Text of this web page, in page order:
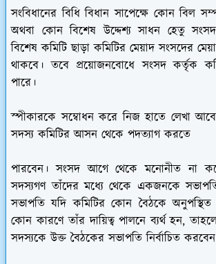
সংবিধানের বিধি বিধান সাপেক্ষে কোন বিল
অথবা কোন বিশেষ উদ্দেশ্য সাধন হেতু
বিশেষ কমিটি ছাড়া কমিটির মেয়াদ সংসদের
থাকবে। তবে প্রয়োজনবোধে সংসদ কর্তৃক
পারে।
স্পীকারকে সম্বোধন করে নিজ হাতে লেখা
সদস্য কমিটির আসন থেকে পদত্যাগ করতে
পারবেন। সংসদ আগে থেকে মনোনীত না
সদস্যগণ তাঁদের মধ্যে থেকে একজনকে
সভাপতি যদি কমিটির কোন বৈঠকে অনুপস্থিত
কোন কারণে তাঁর দায়িত্ব পালনে ব্যর্থ হন,
সদস্যকে উক্ত বৈঠকের সভাপতি নির্বাচিত